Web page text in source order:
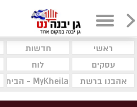
ראשי חדשות
עסקים
לוח
אהבנו ברשת
MyKheila - הבית לעסקים וקהילות